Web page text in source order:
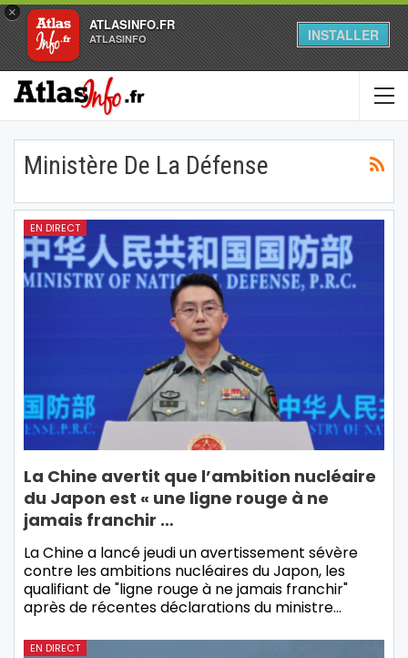
×
ATLASINFO.FR
ATLASINFO INSTALLER
Ministère De La Défense
EN DIRECT
La Chine avertit que l’ambition nucléaire
du Japon est « une ligne rouge à ne
jamais franchir …
La Chine a lancé jeudi un avertissement sévère
contre les ambitions nucléaires du Japon, les
qualifiant de "ligne rouge à ne jamais franchir"
après de récentes déclarations du ministre…
EN DIRECT